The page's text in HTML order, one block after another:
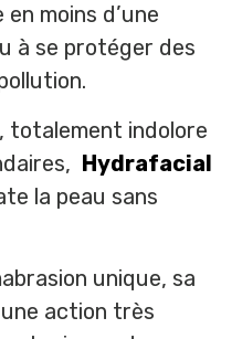
moins d’une
à se protéger des
totalement indolore
Hydrafacial
la peau sans
unique, sa
action très